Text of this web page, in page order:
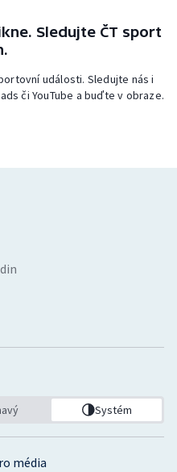
Sledujte ČT sport
události. Sledujte nás i
či YouTube a buďte v obraze.
média
Systém